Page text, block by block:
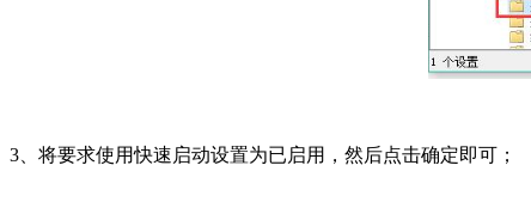
3、将要求使用快速启动设置为已启用，然后点击确定即可；